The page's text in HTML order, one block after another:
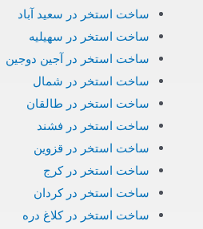
ساخت استخر در سعید آباد
ساخت استخر در سهیلیه
ساخت استخر در آجین دوجین
ساخت استخر در شمال
ساخت استخر در طالقان
ساخت استخر در فشند
ساخت استخر در قزوین
ساخت استخر در کرج
ساخت استخر در کردان
ساخت استخر در کلاغ دره